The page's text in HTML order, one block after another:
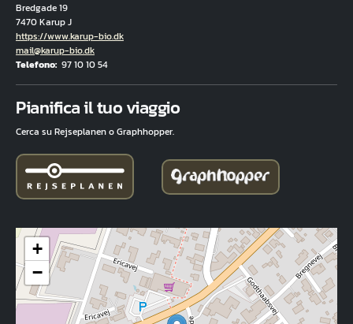
Bredgade 19
7470 Karup J
Hjemmeside
https://www.karup-bio.dk
E-mail
mail@karup-bio.dk
Telefono 97 10 10 54
Pianifica il tuo viaggio
Cerca su Rejseplanen o Graphhopper.
+
−